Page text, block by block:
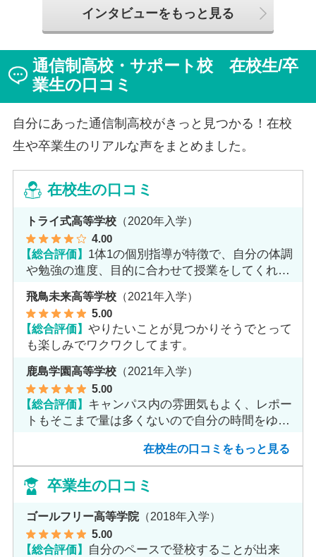
トやスクーリングをこなしながら、自分らしく過ごせる
ようになった2か月を振り返ってお話いただきました。
「通信制高校は家で一人で勉強するもの」というイメー
ジを持っていた田中さんですが、キャンパスでフェロー
（先生）や仲間に囲まれる中で、その不安は希望へと変
わったと言います。
インタビューをもっと見る
通信制高校・サポート校 在校生/卒
業生の口コミ
自分にあった通信制高校がきっと見つかる！在校
生や卒業生のリアルな声をまとめました。
在校生の口コミ
トライ式高等学校 （2020年入学）
4.00
【総合評価】 1体1の個別指導が特徴で、自分の体調
や勉強の進度、目的に合わせて授業をしてくれま
飛鳥未来高等学校 （2021年入学）
5.00
【総合評価】やりたいことが見つかりそうでとって
も楽しみでワクワクしてます。
鹿島学園高等学校 （2021年入学）
5.00
【総合評価】 キャンパス内の雰囲気もよく、レポー
トもそこまで量は多くないので自分の時間をゆっ
在校生の口コミをもっと見る
卒業生の口コミ
ゴールフリー高等学院（2018年入学）
5.00
【総合評価】 自分のペースで登校することが出来